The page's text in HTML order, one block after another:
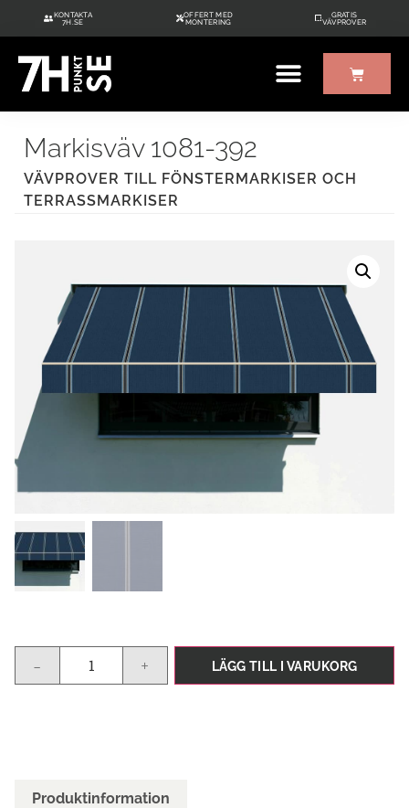
KONTAKTA
7H.SE
OFFERT MED
MONTERING
GRATIS
VÄVPROVER
Markisväv 1081-392
VÄVPROVER TILL FÖNSTERMARKISER OCH
TERRASSMARKISER
- + LÄGG TILL I VARUKORG
Produktinformation